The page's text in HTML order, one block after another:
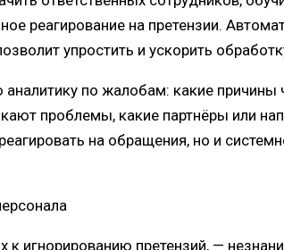
реагирование на претензии.
упростить и ускорить
аналитику по жалобам: какие
проблемы, какие партнёры или
на обращения, но и
игнорированию претензий, —